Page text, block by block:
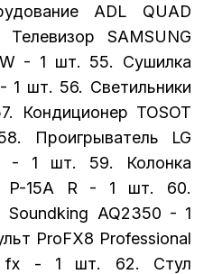
ADL QUAD
SAMSUNG
- 1 шт. 55. Сушилка
1 шт. 56. Светильники
Кондиционер ТОSOT
Проигрыватель LG
- 1 шт. 59. Колонка
P-15A R - 1 шт. 60.
Soundking AQ2350 - 1
ProFX8 Professional
fx - 1 шт. 62. Стул